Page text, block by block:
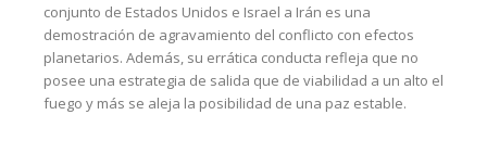
conjunto de Estados Unidos e Israel a Irán es una
demostración de agravamiento del conflicto con efectos
planetarios. Además, su errática conducta refleja que no
posee una estrategia de salida que de viabilidad a un alto el
fuego y más se aleja la posibilidad de una paz estable.